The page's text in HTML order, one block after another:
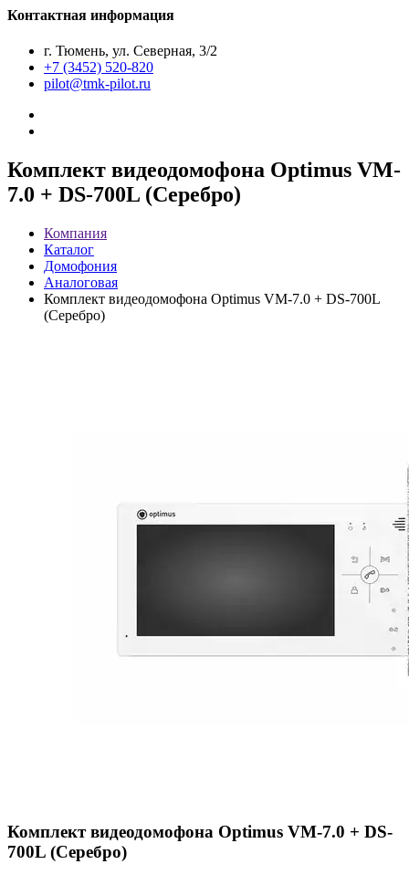
Контактная информация
г. Тюмень, ул. Северная, 3/2
+7 (3452) 520-820
pilot@tmk-pilot.ru
Комплект видеодомофона Optimus VM-
7.0 + DS-700L (Серебро)
Компания
Каталог
Домофония
Аналоговая
Комплект видеодомофона Optimus VM-7.0 + DS-700L
(Серебро)
Комплект видеодомофона Optimus VM-7.0 + DS-
700L (Серебро)